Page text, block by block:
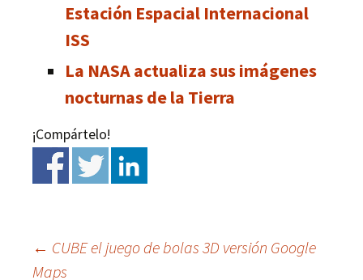
Estación Espacial Internacional
ISS
La NASA actualiza sus imágenes
nocturnas de la Tierra
¡Compártelo!
← CUBE el juego de bolas 3D versión Google
Maps